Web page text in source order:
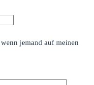
jemand auf meinen